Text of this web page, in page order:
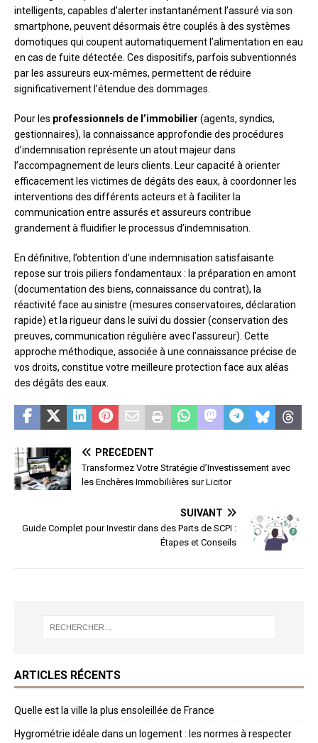
intelligents, capables d’alerter instantanément l’assuré via son
smartphone, peuvent désormais être couplés à des systèmes
domotiques qui coupent automatiquement l’alimentation en eau
en cas de fuite détectée. Ces dispositifs, parfois subventionnés
par les assureurs eux-mêmes, permettent de réduire
significativement l’étendue des dommages.
Pour les professionnels de l’immobilier (agents, syndics,
gestionnaires), la connaissance approfondie des procédures
d’indemnisation représente un atout majeur dans
l’accompagnement de leurs clients. Leur capacité à orienter
efficacement les victimes de dégâts des eaux, à coordonner les
interventions des différents acteurs et à faciliter la
communication entre assurés et assureurs contribue
grandement à fluidifier le processus d’indemnisation.
En définitive, l’obtention d’une indemnisation satisfaisante
repose sur trois piliers fondamentaux : la préparation en amont
(documentation des biens, connaissance du contrat), la
réactivité face au sinistre (mesures conservatoires, déclaration
rapide) et la rigueur dans le suivi du dossier (conservation des
preuves, communication régulière avec l’assureur). Cette
approche méthodique, associée à une connaissance précise de
vos droits, constitue votre meilleure protection face aux aléas
des dégâts des eaux.
PRÉCÉDENT
Transformez Votre Stratégie d’Investissement avec
les Enchères Immobilières sur Licitor
SUIVANT
Guide Complet pour Investir dans des Parts de SCPI :
Étapes et Conseils
ARTICLES RÉCENTS
Quelle est la ville la plus ensoleillée de France
Hygrométrie idéale dans un logement : les normes à respecter